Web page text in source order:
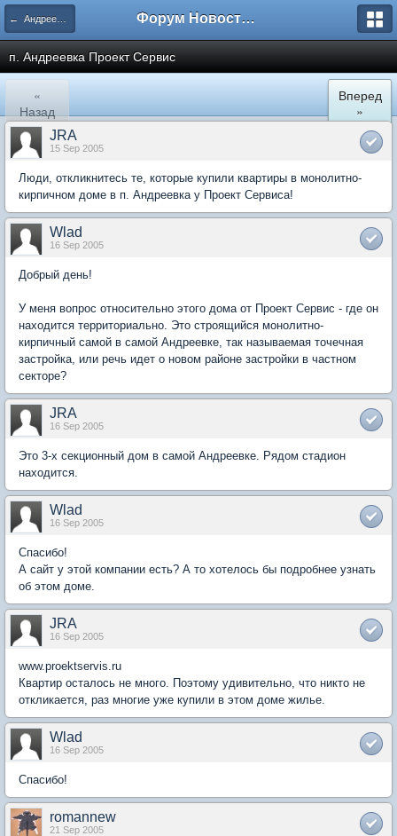
← Андреевка Форум Новостройки
п. Андреевка Проект Сервис
«
Назад
Вперед
»
JRA
15 Sep 2005
Люди, откликнитесь те, которые купили квартиры в монолитно-
кирпичном доме в п. Андреевка у Проект Сервиса!
Wlad
16 Sep 2005
Добрый день!
У меня вопрос относительно этого дома от Проект Сервис - где он
находится территориально. Это строящийся монолитно-
кирпичный самой в самой Андреевке, так называемая точечная
застройка, или речь идет о новом районе застройки в частном
секторе?
JRA
16 Sep 2005
Это 3-х секционный дом в самой Андреевке. Рядом стадион
находится.
Wlad
16 Sep 2005
Спасибо!
А сайт у этой компании есть? А то хотелось бы подробнее узнать
об этом доме.
JRA
16 Sep 2005
www.proektservis.ru
Квартир осталось не много. Поэтому удивительно, что никто не
откликается, раз многие уже купили в этом доме жилье.
Wlad
16 Sep 2005
Спасибо!
romannew
21 Sep 2005